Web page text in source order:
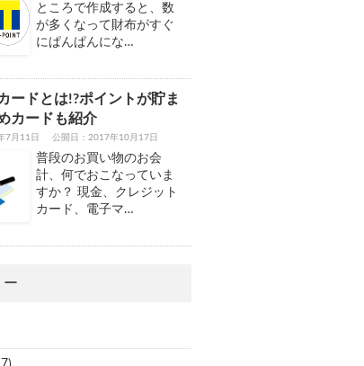
ところで作成すると、数
が多くなって財布がすぐ
にぱんぱんにな…
ードとは!?ポイントが貯ま
カードも紹介
7月11日 公開日：2017年10月17日
普段のお買い物のお会
計、何でおこなっていま
すか？ 現金、クレジット
カード、電子マ…
ー